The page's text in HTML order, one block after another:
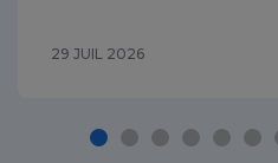
29 JUIL 2026